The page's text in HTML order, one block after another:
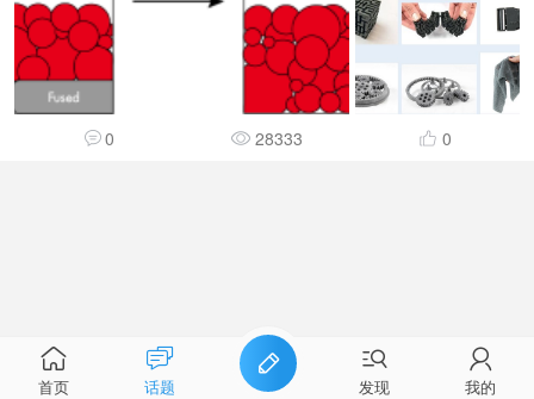
0 28333 0
首页 话题 发现 我的